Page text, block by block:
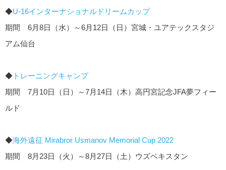
◆U-16インターナショナルドリームカップ
期間 6月8日（水）～6月12日（日）宮城・ユアテックスタジ
アム仙台
◆ トレーニングキャンプ
期間 7月10日（日）～7月14日（木）高円宮記念JFA夢フィー
ルド
◆海外遠征 Mirabror Usmanov Memorial Cup 2022
期間 8月23日（火）～8月27日（土）ウズベキスタン